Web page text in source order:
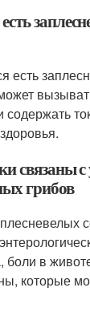
есть
содержать
связаны
грибов
боли в
которые